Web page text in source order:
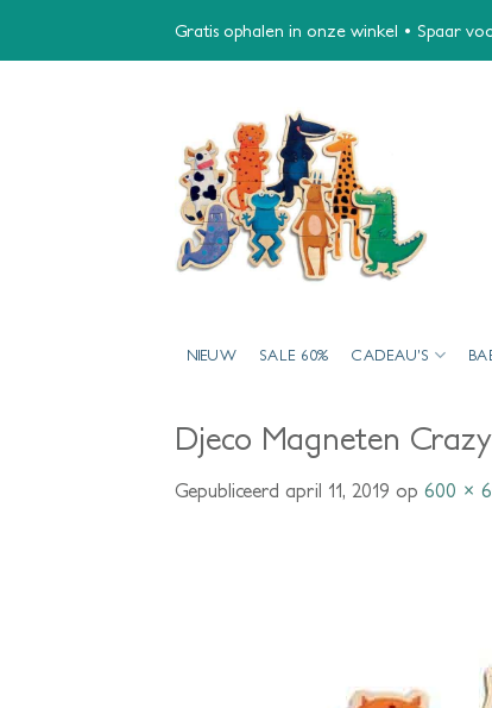
Gratis ophalen in onze winkel • Spaar
NIEUW SALE 60% CADEAU’S
Djeco Magneten
Gepubliceerd april 11, 2019 op 600 ×